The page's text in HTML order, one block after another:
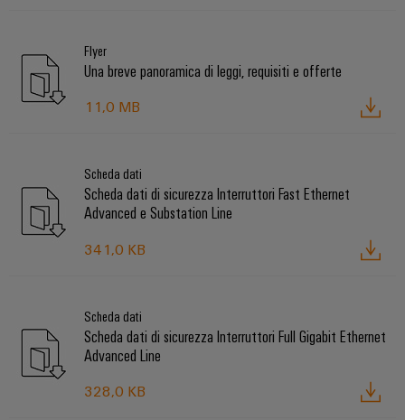
Flyer
Una breve panoramica di leggi, requisiti e offerte
11,0 MB
Scheda dati
Scheda dati di sicurezza Interruttori Fast Ethernet
Advanced e Substation Line
341,0 KB
Scheda dati
Scheda dati di sicurezza Interruttori Full Gigabit Ethernet
Advanced Line
328,0 KB